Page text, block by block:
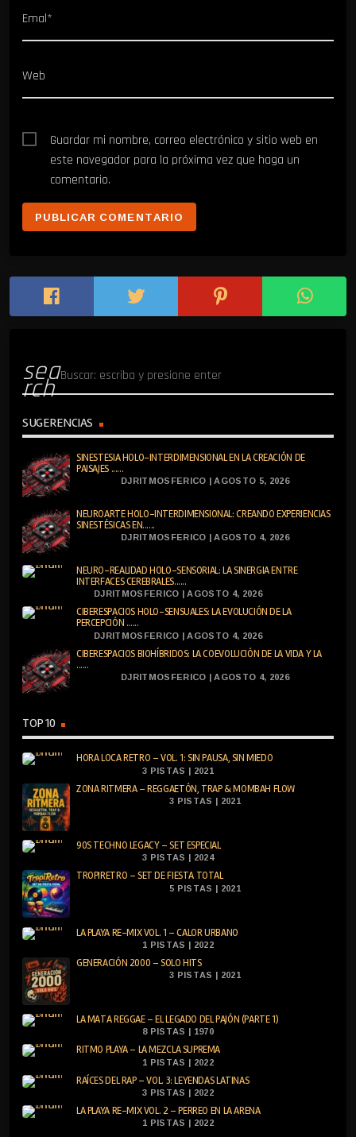
Emal*
Web
Guardar mi nombre, correo electrónico y sitio web en
este navegador para la próxima vez que haga un
comentario.
sea
rch
SUGERENCIAS
SINESTESIA HOLO-INTERDIMENSIONAL EN LA CREACIÓN DE
PAISAJES ......
DJRITMOSFERICO | AGOSTO 5, 2026
NEUROARTE HOLO-INTERDIMENSIONAL: CREANDO EXPERIENCIAS
SINESTÉSICAS EN......
DJRITMOSFERICO | AGOSTO 4, 2026
NEURO-REALIDAD HOLO-SENSORIAL: LA SINERGIA ENTRE
INTERFACES CEREBRALES......
DJRITMOSFERICO | AGOSTO 4, 2026
CIBERESPACIOS HOLO-SENSUALES: LA EVOLUCIÓN DE LA
PERCEPCIÓN ......
DJRITMOSFERICO | AGOSTO 4, 2026
CIBERESPACIOS BIOHÍBRIDOS: LA COEVOLUCIÓN DE LA VIDA Y LA
......
DJRITMOSFERICO | AGOSTO 4, 2026
TOP 10
HORA LOCA RETRO – VOL. 1: SIN PAUSA, SIN MIEDO
3 PISTAS | 2021
ZONA RITMERA – REGGAETÓN, TRAP & MOMBAH FLOW
3 PISTAS | 2021
90S TECHNO LEGACY – SET ESPECIAL
3 PISTAS | 2024
TROPIRETRO – SET DE FIESTA TOTAL
5 PISTAS | 2021
LA PLAYA RE-MIX VOL. 1 – CALOR URBANO
1 PISTAS | 2022
GENERACIÓN 2000 – SOLO HITS
3 PISTAS | 2021
LA MATA REGGAE – EL LEGADO DEL PAJÓN (PARTE 1)
8 PISTAS | 1970
RITMO PLAYA – LA MEZCLA SUPREMA
1 PISTAS | 2022
RAÍCES DEL RAP – VOL. 3: LEYENDAS LATINAS
3 PISTAS | 2022
LA PLAYA RE-MIX VOL. 2 – PERREO EN LA ARENA
1 PISTAS | 2022